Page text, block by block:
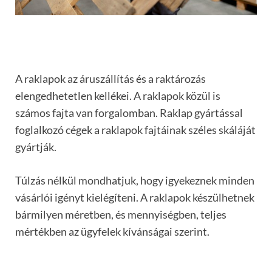
A raklapok az áruszállítás és a raktározás
elengedhetetlen kellékei. A raklapok közül is
számos fajta van forgalomban. Raklap gyártással
foglalkozó cégek a raklapok fajtáinak széles skáláját
gyártják.
Túlzás nélkül mondhatjuk, hogy igyekeznek minden
vásárlói igényt kielégíteni. A raklapok készülhetnek
bármilyen méretben, és mennyiségben, teljes
mértékben az ügyfelek kívánságai szerint.